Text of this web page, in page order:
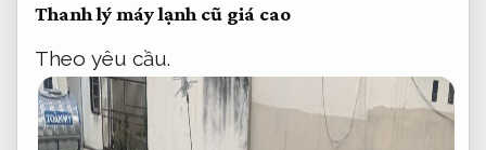
Thanh lý máy lạnh cũ giá cao
Theo yêu cầu.